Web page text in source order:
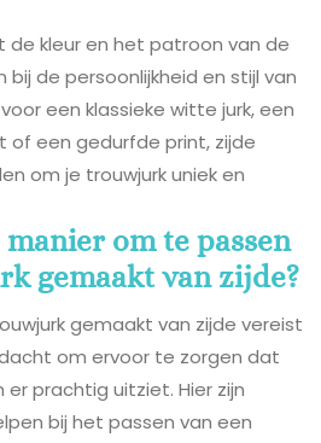
de kleur en het patroon van de
bij de persoonlijkheid en stijl van
een klassieke witte jurk, een
een gedurfde print, zijde
om je trouwjurk uniek en
manier om te passen
gemaakt van zijde?
gemaakt van zijde vereist
om ervoor te zorgen dat
prachtig uitziet. Hier zijn
bij het passen van een